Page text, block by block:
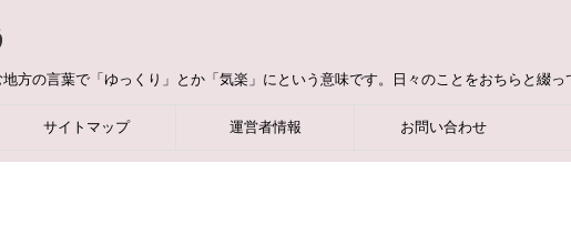
地方の言葉で「ゆっくり」とか「気楽」にという意味です。日々のことをおちらと綴っ
サイトマップ 運営者情報 お問い合わせ